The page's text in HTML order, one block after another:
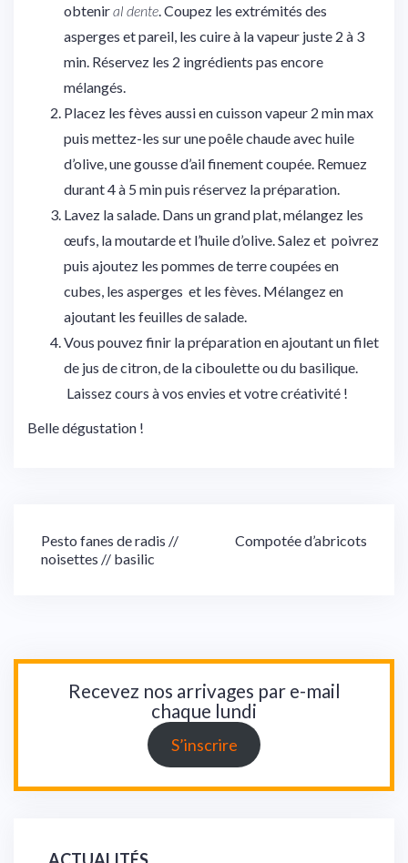
obteniral dente. Coupez les extrémités des
asperges et pareil, les cuire à la vapeur juste 2 à 3
min. Réservez les 2 ingrédients pas encore
mélangés.
Placez les fèves aussi en cuisson vapeur 2 min max
puis mettez-les sur une poêle chaude avec huile
d’olive, une gousse d’ail finement coupée. Remuez
durant 4 à 5 min puis réservez la préparation.
Lavez la salade. Dans un grand plat, mélangez les
œufs, la moutarde et l’huile d’olive. Salez et poivrez
puis ajoutez les pommes de terre coupées en
cubes, les asperges et les fèves. Mélangez en
ajoutant les feuilles de salade.
Vous pouvez finir la préparation en ajoutant un filet
de jus de citron, de la ciboulette ou du basilique.
Laissez cours à vos envies et votre créativité !
Belle dégustation !
Navigation
de
Pesto fanes de radis //
noisettes // basilic
Compotée d’abricots
Recevez nos arrivages par e-mail
chaque lundi
S’inscrire